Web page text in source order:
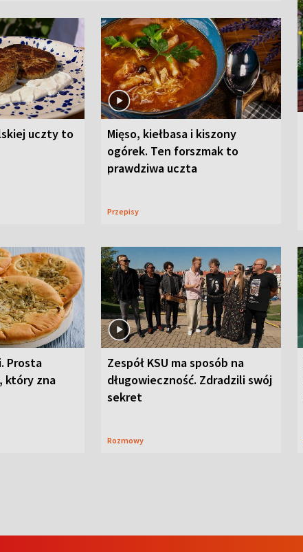
uczty to
Mięso, kiełbasa i kiszony
ogórek. Ten forszmak to
prawdziwa uczta
Przepisy
Prosta
który zna
Zespół KSU ma sposób na
długowieczność. Zdradzili swój
sekret
Rozmowy